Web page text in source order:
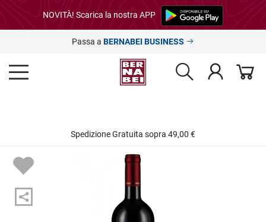
NOVITÀ! Scarica la nostra APP
Passa a BERNABEI BUSINESS
Spedizione Gratuita sopra 49,00 €